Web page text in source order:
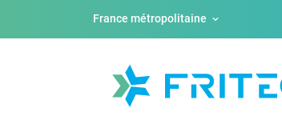
France métropolitaine